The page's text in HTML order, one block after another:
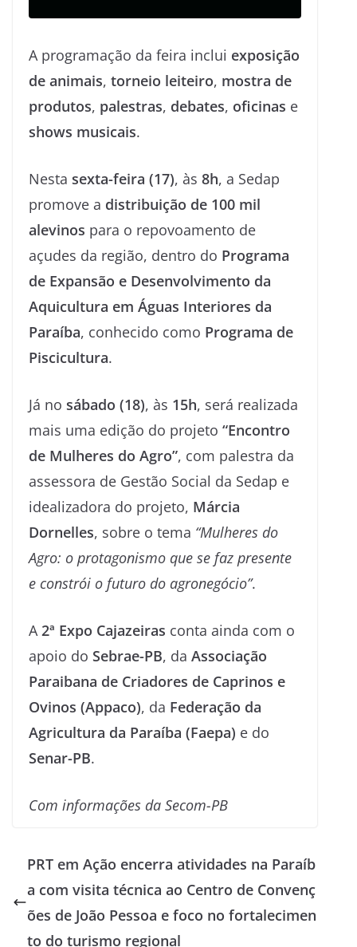
A programação da feira inclui exposição
de animais, torneio leiteiro, mostra de
produtos, palestras, debates, oficinas e
shows musicais.
Nesta sexta-feira (17), às 8h, a Sedap
promove a distribuição de 100 mil
alevinos para o repovoamento de
açudes da região, dentro do Programa
de Expansão e Desenvolvimento da
Aquicultura em Águas Interiores da
Paraíba, conhecido como Programa de
Piscicultura.
Já no sábado (18), às 15h, será realizada
mais uma edição do projeto “Encontro
de Mulheres do Agro”, com palestra da
assessora de Gestão Social da Sedap e
idealizadora do projeto, Márcia
Dornelles, sobre o tema “Mulheres do
Agro: o protagonismo que se faz presente
e constrói o futuro do agronegócio”.
A 2ª Expo Cajazeiras conta ainda com o
apoio do Sebrae-PB, da Associação
Paraibana de Criadores de Caprinos e
Ovinos (Appaco), da Federação da
Agricultura da Paraíba (Faepa) e do
Senar-PB.
Com informações da Secom-PB
PRT em Ação encerra atividades na Paraíb
a com visita técnica ao Centro de Convenç
ões de João Pessoa e foco no fortalecimen
to do turismo regional